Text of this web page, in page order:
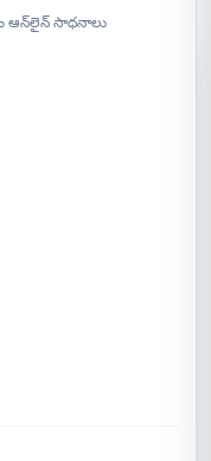
ఆన్‌లైన్ సాధనాలు